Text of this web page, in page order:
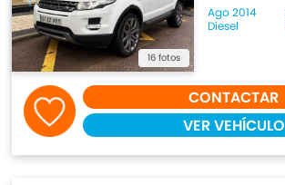
16 fotos
Ago 2014
Diesel
CONTACTAR
VER VEHÍCULO